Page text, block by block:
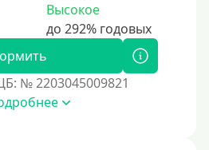
Высокое
№ 2203045009821